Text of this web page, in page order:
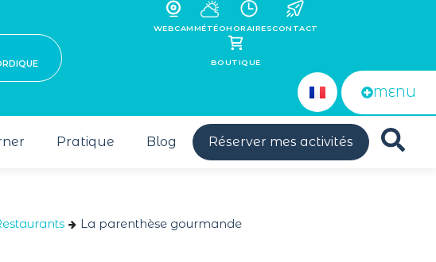
WEBCAMMÉTÉOHORAIRESCONTACT
BOUTIQUE
MENU
Pratique Blog Réserver mes activités
La parenthèse gourmande